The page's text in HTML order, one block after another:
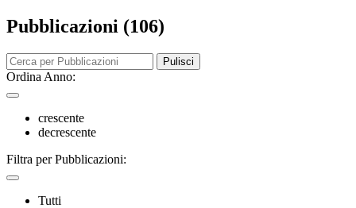
Pubblicazioni (106)
Pulisci
Ordina Anno:
crescente
decrescente
Filtra per Pubblicazioni:
Tutti